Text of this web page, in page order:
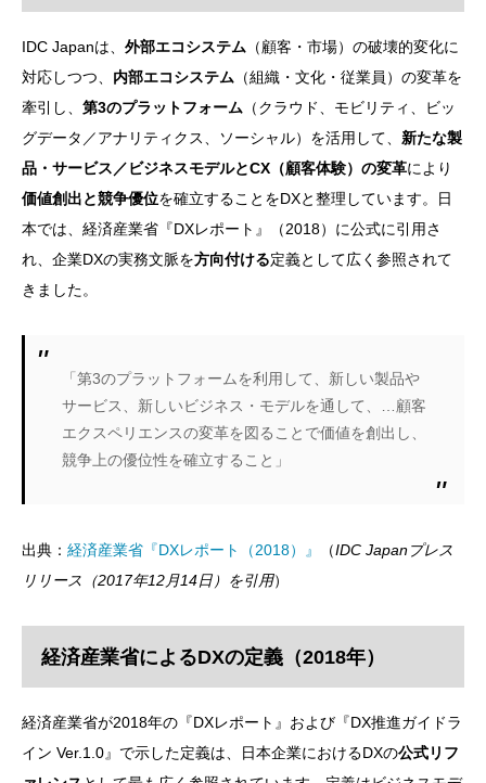
IDC Japanは、 外部エコシステム （顧客・市場）の破壊的変化に
対応しつつ、 内部エコシステム （組織・文化・従業員）の変革を
牽引し、 第3のプラットフォーム （クラウド、モビリティ、ビッ
グデータ／アナリティクス、ソーシャル）を活用して、 新たな製
品・サービス／ビジネスモデルとCX（顧客体験）の変革により
価値創出と競争優位を確立することをDXと整理しています。日
本では、経済産業省『DXレポート』（2018）に公式に引用さ
れ、企業DXの実務文脈を方向付ける定義として広く参照されて
きました。
「第3のプラットフォームを利用して、新しい製品や
サービス、新しいビジネス・モデルを通して、…顧客
エクスペリエンスの変革を図ることで価値を創出し、
競争上の優位性を確立すること」
出典： 経済産業省『DXレポート（2018）』 （IDC Japanプレス
リリース（2017年12月14日）を引用）
経済産業省によるDXの定義（2018年）
経済産業省が2018年の『DXレポート』および『DX推進ガイドラ
イン Ver.1.0』で示した定義は、日本企業におけるDXの公式リフ